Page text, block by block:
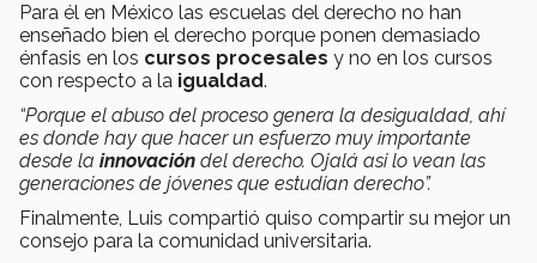
Para él en México las escuelas del derecho no han
enseñado bien el derecho porque ponen demasiado
énfasis en los cursos procesales y no en los cursos
con respecto a la igualdad.
“Porque el abuso del proceso genera la desigualdad, ahí
es donde hay que hacer un esfuerzo muy importante
desde la innovación del derecho. Ojalá asi lo vean las
generaciones de jóvenes que estudian derecho”.
Finalmente, Luis compartió quiso compartir su mejor un
consejo para la comunidad universitaria.